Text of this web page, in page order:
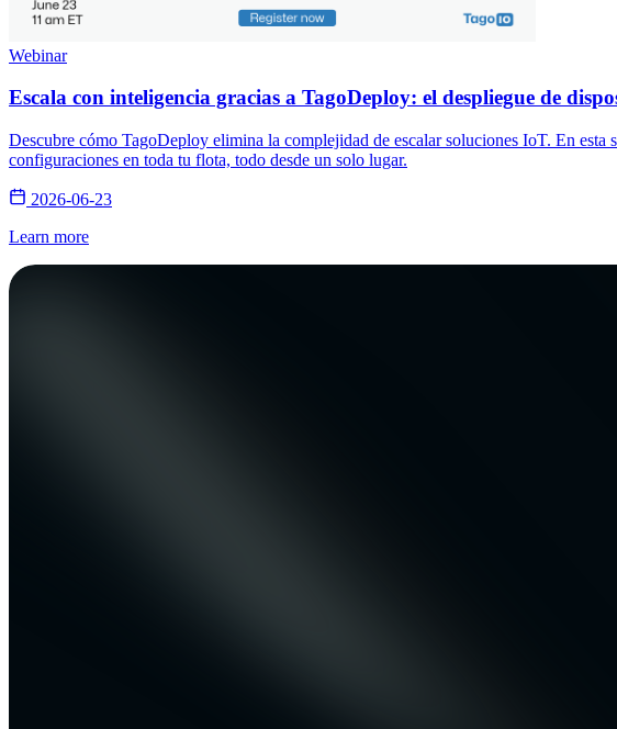
Webinar
Escala con inteligencia gracias a TagoDeploy: el despliegue de
Descubre cómo TagoDeploy elimina la complejidad de escalar soluciones IoT. En
configuraciones en toda tu flota, todo desde un solo lugar.
2026-06-23
Learn more